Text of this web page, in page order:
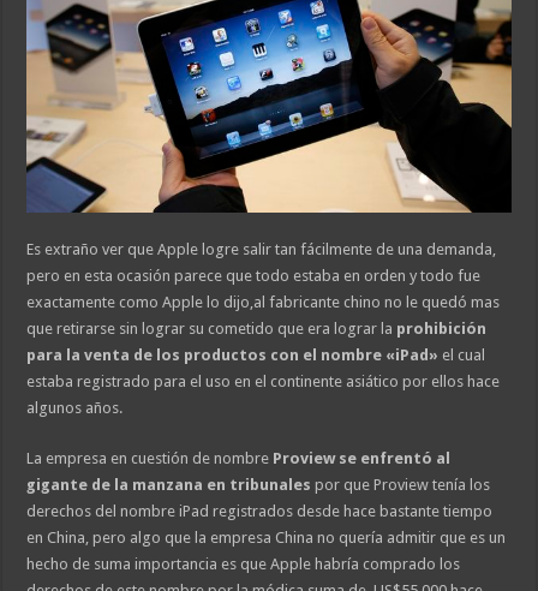
Es extraño ver que Apple logre salir tan fácilmente de una demanda,
pero en esta ocasión parece que todo estaba en orden y todo fue
exactamente como Apple lo dijo,al fabricante chino no le quedó mas
que retirarse sin lograr su cometido que era lograr la prohibición
para la venta de los productos con el nombre «iPad» el cual
estaba registrado para el uso en el continente asiático por ellos hace
algunos años.
La empresa en cuestión de nombre Proview se enfrentó al
gigante de la manzana en tribunales por que Proview tenía los
derechos del nombre iPad registrados desde hace bastante tiempo
en China, pero algo que la empresa China no quería admitir que es un
hecho de suma importancia es que Apple habría comprado los